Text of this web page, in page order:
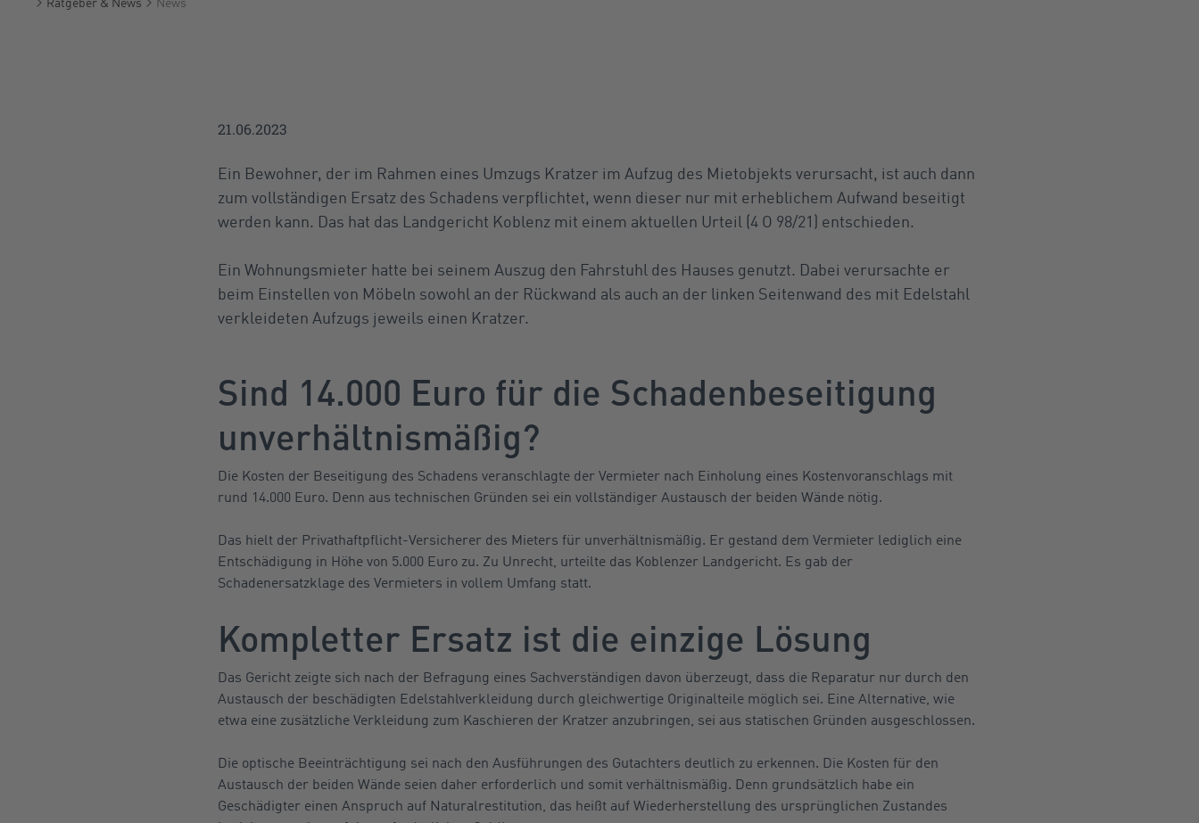
21.06.2023
Ein Bewohner, der im Rahmen eines Umzugs Kratzer im Aufzug des Mietobjekts verursacht, ist auch dann
zum vollständigen Ersatz des Schadens verpflichtet, wenn dieser nur mit erheblichem Aufwand beseitigt
werden kann. Das hat das Landgericht Koblenz mit einem aktuellen Urteil (4 O 98/21) entschieden.
Ein Wohnungsmieter hatte bei seinem Auszug den Fahrstuhl des Hauses genutzt. Dabei verursachte er
beim Einstellen von Möbeln sowohl an der Rückwand als auch an der linken Seitenwand des mit Edelstahl
verkleideten Aufzugs jeweils einen Kratzer.
Sind 14.000 Euro für die Schadenbeseitigung
unverhältnismäßig?
Die Kosten der Beseitigung des Schadens veranschlagte der Vermieter nach Einholung eines Kostenvoranschlags mit
rund 14.000 Euro. Denn aus technischen Gründen sei ein vollständiger Austausch der beiden Wände nötig.
Das hielt der Privathaftpflicht-Versicherer des Mieters für unverhältnismäßig. Er gestand dem Vermieter lediglich eine
Entschädigung in Höhe von 5.000 Euro zu. Zu Unrecht, urteilte das Koblenzer Landgericht. Es gab der
Schadenersatzklage des Vermieters in vollem Umfang statt.
Kompletter Ersatz ist die einzige Lösung
Das Gericht zeigte sich nach der Befragung eines Sachverständigen davon überzeugt, dass die Reparatur nur durch den
Austausch der beschädigten Edelstahlverkleidung durch gleichwertige Originalteile möglich sei. Eine Alternative, wie
etwa eine zusätzliche Verkleidung zum Kaschieren der Kratzer anzubringen, sei aus statischen Gründen ausgeschlossen.
Die optische Beeinträchtigung sei nach den Ausführungen des Gutachters deutlich zu erkennen. Die Kosten für den
Austausch der beiden Wände seien daher erforderlich und somit verhältnismäßig. Denn grundsätzlich habe ein
Geschädigter einen Anspruch auf Naturalrestitution, das heißt auf Wiederherstellung des ursprünglichen Zustandes